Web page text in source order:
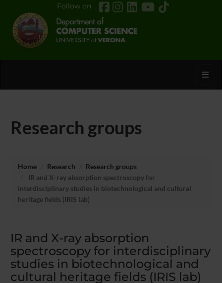
Follow on
Research groups
Home Research
Research groups
IR and X-ray absorption spectroscopy for
interdisciplinary studies in biotechnological and cultural
heritage fields (IRIS lab)
IR and X-ray absorption
spectroscopy for interdisciplinary
studies in biotechnological and
cultural heritage fields (IRIS lab)